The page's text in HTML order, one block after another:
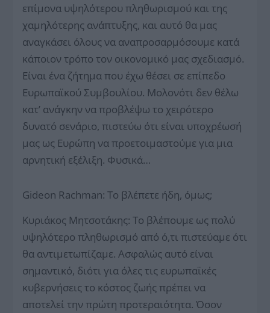
επίμονα υψηλότερου πληθωρισμού και της
χαμηλότερης ανάπτυξης, και αυτό θα μας
αναγκάσει όλους να αναπροσαρμόσουμε κατά
κάποιον τρόπο τον οικονομικό μας σχεδιασμό.
Είναι ένα ζήτημα που έχω θέσει σε επίπεδο
Ευρωπαϊκού Συμβουλίου. Μολονότι δεν θέλω
κατ’ ανάγκην να προβλέψω το χειρότερο
δυνατό σενάριο, πιστεύω ότι είναι υποχρέωσή
μας ως Ευρώπη να προετοιμαστούμε για μια
αρνητική εξέλιξη. Φυσικά…
Gideon Rachman: Το βλέπετε ήδη, όμως;
Κυριάκος Μητσοτάκης: Το βλέπουμε ως πολύ
υψηλότερο πληθωρισμό από ό,τι πιστεύαμε ότι
θα αντιμετωπίζαμε. Ασφαλώς αυτό είναι
σημαντικό, διότι για όλες τις ευρωπαϊκές
κυβερνήσεις το κόστος ζωής πρέπει να
αποτελεί την πρώτη προτεραιότητα. Όσον